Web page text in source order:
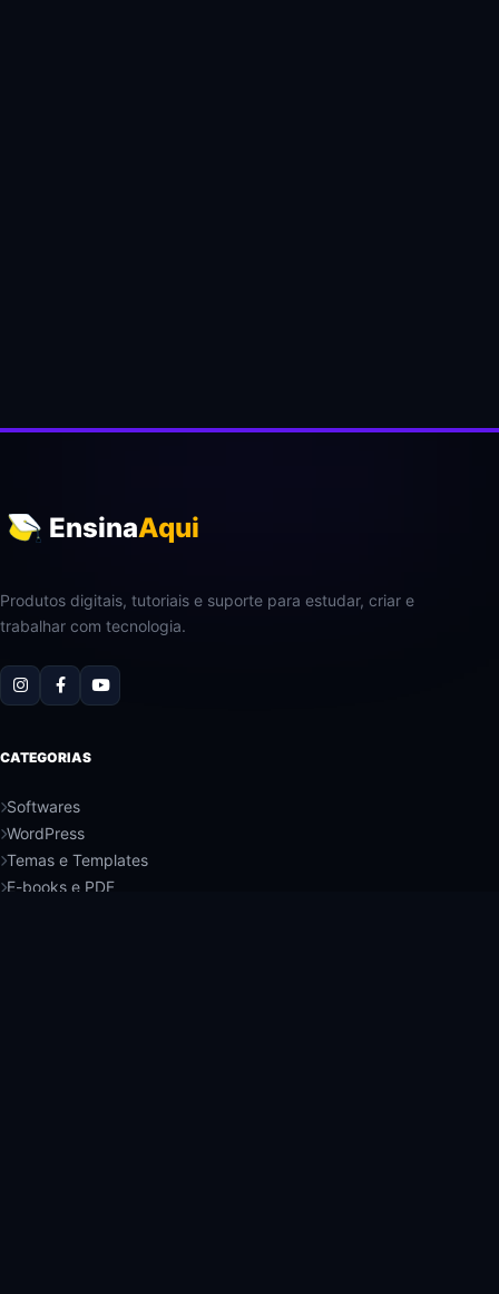
EnsinaAqui
Produtos digitais, tutoriais e suporte para estudar, criar e
trabalhar com tecnologia.
CATEGORIAS
Softwares
WordPress
Temas e Templates
E-books e PDF